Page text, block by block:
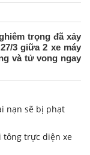
trọng đã xảy
3 giữa 2 xe máy
và tử vong ngay
nạn sẽ bị phạt
tông trực diện xe